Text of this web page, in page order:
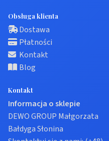
Obsługa klienta
Dostawa
Płatności
Kontakt
Blog
Kontakt
Informacja o sklepie
DEWO GROUP Małgorzata
Bałdyga Słonina